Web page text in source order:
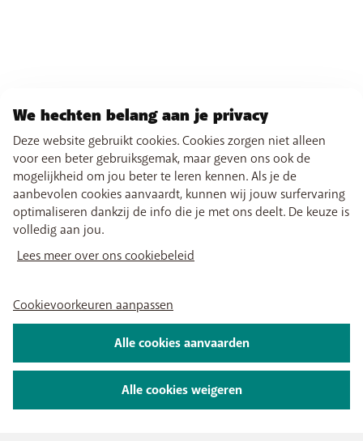
We hechten belang aan je privacy
Deze website gebruikt cookies. Cookies zorgen niet alleen
voor een beter gebruiksgemak, maar geven ons ook de
mogelijkheid om jou beter te leren kennen. Als je de
aanbevolen cookies aanvaardt, kunnen wij jouw surfervaring
optimaliseren dankzij de info die je met ons deelt. De keuze is
volledig aan jou.
Lees meer over ons cookiebeleid
Cookievoorkeuren aanpassen
Alle cookies weigeren
Alle cookies aanvaarden